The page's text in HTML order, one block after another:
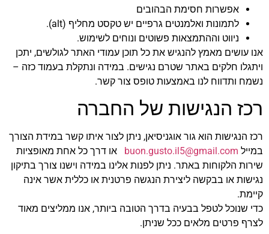
אפשרות חסימת הבהובים
לתמונות ואלמנטים גרפיים יש טקסט מחליף (alt).
ניווט וההתמצאות פשוטים ונוחים לשימוש.
עושים מאמץ להנגיש את כל תוכן עמודי האתר לגולשים, יתכן
חלקים באתר שטרם נגישים. במידה ונתקלת בעמוד כזה –
ותדווח לנו באמצעות טופס צור קשר.
הנגישות של החברה
הוא גור אוגניסיאן, ניתן לצור איתו קשר במידת הצורך
buon.gusto.il5@gmail.com או דרך כל אחת מאופציות
הלקוחות באתר. ניתן לפנות אלינו במידה וישנו צורך בתיקון
או בבקשה ליצירת הנגשה פרטנית או כללית אשר אינה
שנוכל לטפל בבעיה בדרך הטובה ביותר, אנו ממליצים מאוד
פרטים מלאים ככל שניתן.